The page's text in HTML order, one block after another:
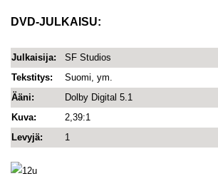
DVD-JULKAISU:
Julkaisija:
SF Studios
Tekstitys:
Suomi, ym.
Ääni:
Dolby Digital 5.1
Kuva:
2,39:1
Levyjä:
1